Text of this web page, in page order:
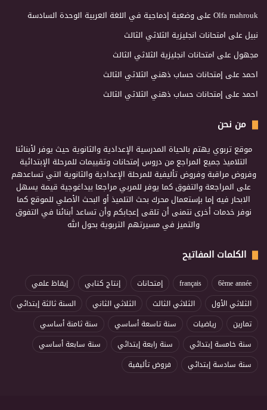
Olfa mahroukعلى وضعية إدماجية في اللغة العربية الوحدة السادسة
نبيلعلى امتحانات انجليزية الثلاثي الثالث
مجهولعلى امتحانات انجليزية الثلاثي الثالث
احمدعلى إمتحانات حساب ذهني الثلاثي الثالث
احمدعلى إمتحانات حساب ذهني الثلاثي الثالث
من نحن
موقع تربوي يهتم بالحياة المدرسية الإعدادية والثانوية حيث يوفر لأبنائنا
التلاميذ جميع المراجع من دروس إمتحانات وتقييمات للمرحلة الإبتدائية
وفروض مراقبة وفروض تأليفية للمرحلة الإعدادية والثانوية التي تساعدهم
على المراجعة والتفوق كما يوفر للمربي مراجعا بيداغوجية قيمة يسهل
الابحار فيه إما بإستعمال محرك بحث التلميذ أو البحث الأصلي للموقع كما
نوفر خدمات أخرى نتمنى أن تلقى إعجابكم وأن تساعد أبنائنا في التفوق
والتميز في مسيرتهم التربوية بحول الله
الكلمات المفاتيح
6ème année
français إمتحانات إنتاج كتابي
إيقاظ علمي
الثلاثي الأول
الثلاثي الثالث الثلاثي الثاني
السنة ثالثة إبتدائي
تمارين
رياضيات سنة تاسعة أساسي
سنة ثامنة أساسي
سنة خامسة إبتدائي
سنة رابعة إبتدائي
سنة سابعة أساسي
سنة سادسة إبتدائي
فروض تأليفية